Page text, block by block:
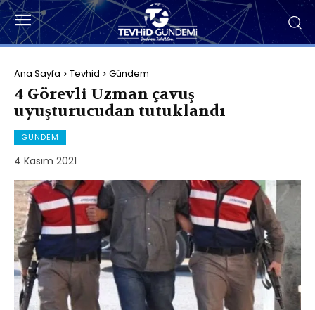
Ana Sayfa Tevhid Gündem
4 Görevli Uzman çavuş
uyuşturucudan tutuklandı
GÜNDEM
4 Kasım 2021